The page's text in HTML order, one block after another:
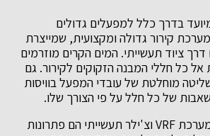
בדרך כלל למפעלים גדולים
קירור גדולה ומקצועית, שמייצרת
ציוד תעשייתי. המים הקרים מוזרמים
אל כל חללי המבנה הזקוקים לקירור. גם
מוחלטת של עובדי המפעל בוויסות
של כל חלל על פי הצורך שלו.
שני פתרונות המיזוג; מערכת VRF וצ'ילר תעשייתי הם פתרונות